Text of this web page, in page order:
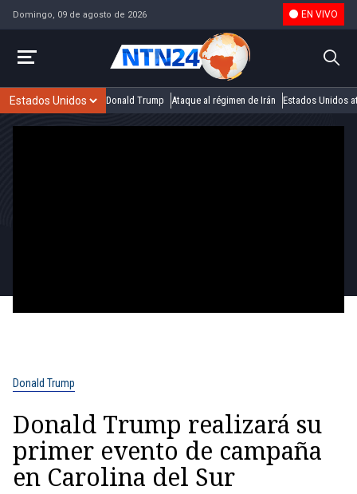
Domingo, 09 de agosto de 2026 EN VIVO
Donald Trump Ataque al régimen de Irán Estados Unidos
Donald Trump
Donald Trump realizará su
primer evento de campaña
en Carolina del Sur